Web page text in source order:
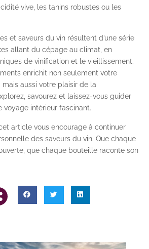
vive, les tanins robustes ou les
et saveurs du vin résultent d’une série
allant du cépage au climat, en
de vinification et le vieillissement.
enrichit non seulement votre
mais aussi votre plaisir de la
savourez et laissez-vous guider
voyage intérieur fascinant.
article vous encourage à continuer
des saveurs du vin. Que chaque
que chaque bouteille raconte son